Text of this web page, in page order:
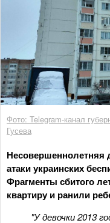
Фото: Telegram-канал
Гусева
Несовершеннолетняя
атаки украинских
Фрагменты сбитого
квартиру и ранили
"У девочки 2013